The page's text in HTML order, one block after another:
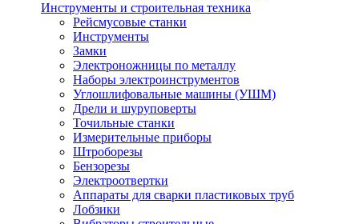
Инструменты и строительная техника
Рейсмусовые станки
Инструменты
Замки
Электроножницы по металлу
Наборы электроинструментов
Углошлифовальные машины (УШМ)
Дрели и шуруповерты
Точильные станки
Измерительные приборы
Штроборезы
Бензорезы
Электроотвертки
Аппараты для сварки пластиковых труб
Лобзики